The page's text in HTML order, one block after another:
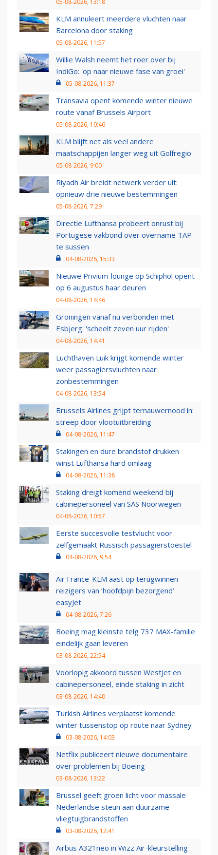
05-08-2026, 13:18
KLM annuleert meerdere vluchten naar
Barcelona door staking
05-08-2026, 11:57
Willie Walsh neemt het roer over bij
IndiGo: 'op naar nieuwe fase van groei'
05-08-2026, 11:37
Transavia opent komende winter nieuwe
route vanaf Brussels Airport
05-08-2026, 10:46
KLM blijft net als veel andere
maatschappijen langer weg uit Golfregio
05-08-2026, 9:00
Riyadh Air breidt netwerk verder uit:
opnieuw drie nieuwe bestemmingen
05-08-2026, 7:29
Directie Lufthansa probeert onrust bij
Portugese vakbond over overname TAP
te sussen
04-08-2026, 15:33
Nieuwe Privium-lounge op Schiphol opent
op 6 augustus haar deuren
04-08-2026, 14:46
Groningen vanaf nu verbonden met
Esbjerg: 'scheelt zeven uur rijden'
04-08-2026, 14:41
Luchthaven Luik krijgt komende winter
weer passagiersvluchten naar
zonbestemmingen
04-08-2026, 13:54
Brussels Airlines grijpt ternauwernood in:
streep door vlootuitbreiding
04-08-2026, 11:47
Stakingen en dure brandstof drukken
winst Lufthansa hard omlaag
04-08-2026, 11:38
Staking dreigt komend weekend bij
cabinepersoneel van SAS Noorwegen
04-08-2026, 10:57
Eerste succesvolle testvlucht voor
zelfgemaakt Russisch passagierstoestel
04-08-2026, 9:54
Air France-KLM aast op terugwinnen
reizigers van ‘hoofdpijn bezorgend’
easyJet
04-08-2026, 7:26
Boeing mag kleinste telg 737 MAX-familie
eindelijk gaan leveren
03-08-2026, 22:54
Voorlopig akkoord tussen WestJet en
cabinepersoneel, einde staking in zicht
03-08-2026, 14:40
Turkish Airlines verplaatst komende
winter tussenstop op route naar Sydney
03-08-2026, 14:03
Netflix publiceert nieuwe documentaire
over problemen bij Boeing
03-08-2026, 13:22
Brussel geeft groen licht voor massale
Nederlandse steun aan duurzame
vliegtuigbrandstoffen
03-08-2026, 12:41
Airbus A321neo in Wizz Air-kleurstelling